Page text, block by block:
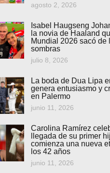
agosto 2, 2026
Isabel Haugseng
la novia de Haaland
Mundial 2026 sacó de
sombras
julio 8, 2026
La boda de Dua Lipa
genera entusiasmo y
en Palermo
junio 11, 2026
Carolina Ramírez
llegada de su primer
comienza una nueva
los 42 años
junio 11, 2026